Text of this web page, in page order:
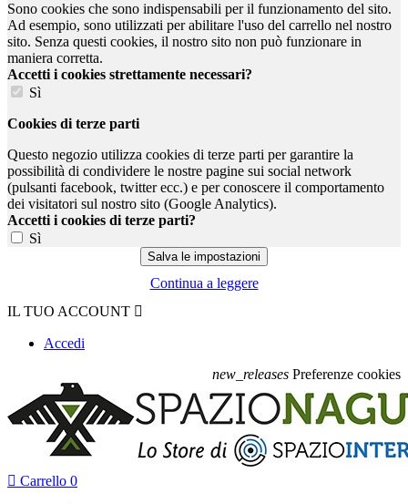
Sono cookies che sono indispensabili per il funzionamento del sito.
Ad esempio, sono utilizzati per abilitare l'uso del carrello nel nostro
sito. Senza questi cookies, il nostro sito non può funzionare in
maniera corretta.
Accetti i cookies strettamente necessari?
Sì
Cookies di terze parti
Questo negozio utilizza cookies di terze parti per garantire la
possibilità di condividere le nostre pagine sui social network
(pulsanti facebook, twitter ecc.) e per conoscere il comportamento
dei visitatori sul nostro sito (Google Analytics).
Accetti i cookies di terze parti?
Sì
Continua a leggere
IL TUO ACCOUNT 
Accedi
new_releases Preferenze cookies
 Carrello 0